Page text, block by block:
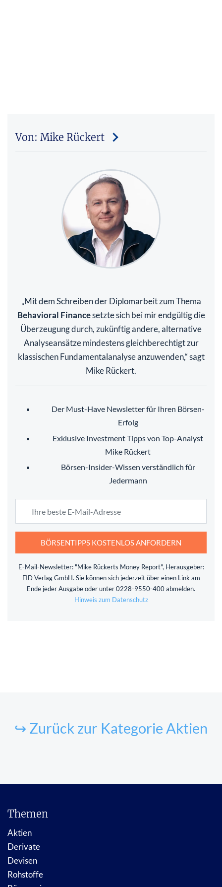
Von: Mike Rückert
Mit dem Schreiben der Diplomarbeit zum Thema
Behavioral Financesetzte sich bei mir endgültig die
Überzeugung durch, zukünftig andere, alternative
Analyseansätze mindestens gleichberechtigt zur
klassischen Fundamentalanalyse anzuwenden,“ sagt
Mike Rückert.
Der Must-Have Newsletter für Ihren Börsen-
Erfolg
Exklusive Investment Tipps von Top-Analyst
Mike Rückert
Börsen-Insider-Wissen verständlich für
Jedermann
BÖRSENTIPPS KOSTENLOS ANFORDERN
E-Mail-Newsletter: "Mike Rückerts Money Report", Herausgeber:
FID Verlag GmbH. Sie können sich jederzeit über einen Link am
Ende jeder Ausgabe oder unter 0228-9550-400 abmelden.
Hinweis zum Datenschutz
↪ Zurück zur Kategorie Aktien
Themen
Aktien
Derivate
Devisen
Rohstoffe